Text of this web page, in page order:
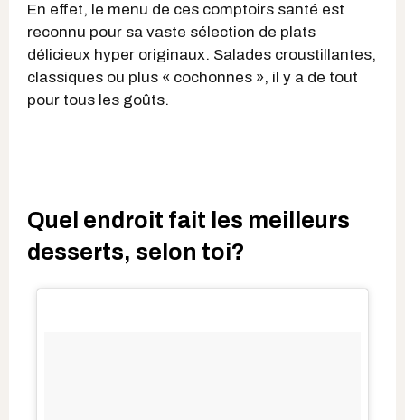
En effet, le menu de ces comptoirs santé est
reconnu pour sa vaste sélection de plats
délicieux hyper originaux. Salades croustillantes,
classiques ou plus « cochonnes », il y a de tout
pour tous les goûts.
Quel endroit fait les meilleurs
desserts, selon toi?